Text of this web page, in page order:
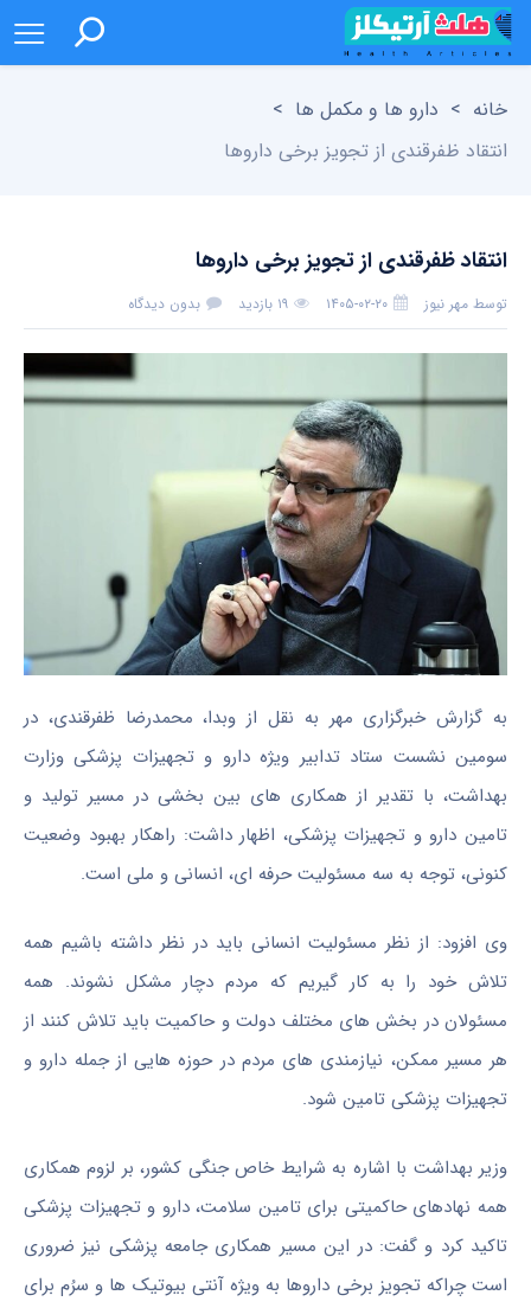
خانه > دارو ها و مکمل ها >
انتقاد ظفرقندی از تجویز برخی داروها
انتقاد ظفرقندی از تجویز برخی داروها
توسط مهر نیوز ۱۴۰۵-۰۲-۲۰ ۱۹ بازدید بدون دیدگاه
به گزارش خبرگزاری مهر به نقل از وبدا، محمدرضا ظفرقندی، در
سومین نشست ستاد تدابیر ویژه دارو و تجهیزات پزشکی وزارت
بهداشت، با تقدیر از همکاری های بین بخشی در مسیر تولید و
تامین دارو و تجهیزات پزشکی، اظهار داشت: راهکار بهبود وضعیت
کنونی، توجه به سه مسئولیت حرفه ای، انسانی و ملی است.
وی افزود: از نظر مسئولیت انسانی باید در نظر داشته باشیم همه
تلاش خود را به کار گیریم که مردم دچار مشکل نشوند. همه
مسئولان در بخش های مختلف دولت و حاکمیت باید تلاش کنند از
هر مسیر ممکن، نیازمندی های مردم در حوزه هایی از جمله دارو و
تجهیزات پزشکی تامین شود.
وزیر بهداشت با اشاره به شرایط خاص جنگی کشور، بر لزوم همکاری
همه نهادهای حاکمیتی برای تامین سلامت، دارو و تجهیزات پزشکی
تاکید کرد و گفت: در این مسیر همکاری جامعه پزشکی نیز ضروری
است چراکه تجویز برخی داروها به ویژه آنتی بیوتیک ها و سرُم برای